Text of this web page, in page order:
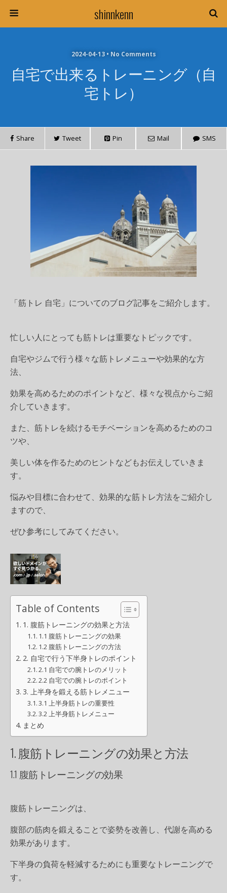
shinnkenn
2024-04-13 • No Comments
自宅で出来るトレーニング（自
宅トレ）
Share Tweet Pin Mail SMS
「筋トレ 自宅」 についてのブログ記事をご紹介します。
忙しい人にとっても筋トレは重要なトピックです。
自宅やジムで行う様々な筋トレメニューや効果的な方
法、
効果を高めるためのポイントなど、様々な視点からご紹
介していきます。
また、筋トレを続けるモチベーションを高めるためのコ
ツや、
美しい体を作るためのヒントなどもお伝えしていきま
す。
悩みや目標に合わせて、効果的な筋トレ方法をご紹介し
ますので、
ぜひ参考にしてみてください。
Table of Contents
1. 腹筋トレーニングの効果と方法
1.1 腹筋トレーニングの効果
1.2 腹筋トレーニングの方法
2. 自宅で行う下半身トレのポイント
2.1 自宅での腕トレのメリット
2.2 自宅での腕トレのポイント
3. 上半身を鍛える筋トレメニュー
3.1 上半身筋トレの重要性
3.2 上半身筋トレメニュー
まとめ
1. 腹筋トレーニングの効果と方法
1.1 腹筋トレーニングの効果
腹筋トレーニングは、
腹部の筋肉を鍛えることで姿勢を改善し、代謝を高める
効果があります。
下半身の負荷を軽減するためにも重要なトレーニングで
す。